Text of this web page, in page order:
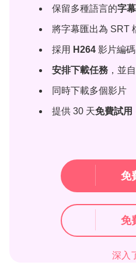
保留多種語言的字幕
將字幕匯出為 SRT
採用 H264 影片編
安排下載任務 ，並
同時下載多個影片
提供 30 天免費試用
免
免
深入